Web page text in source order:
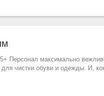
Персонал максимально
чистки обуви и одежды. И,